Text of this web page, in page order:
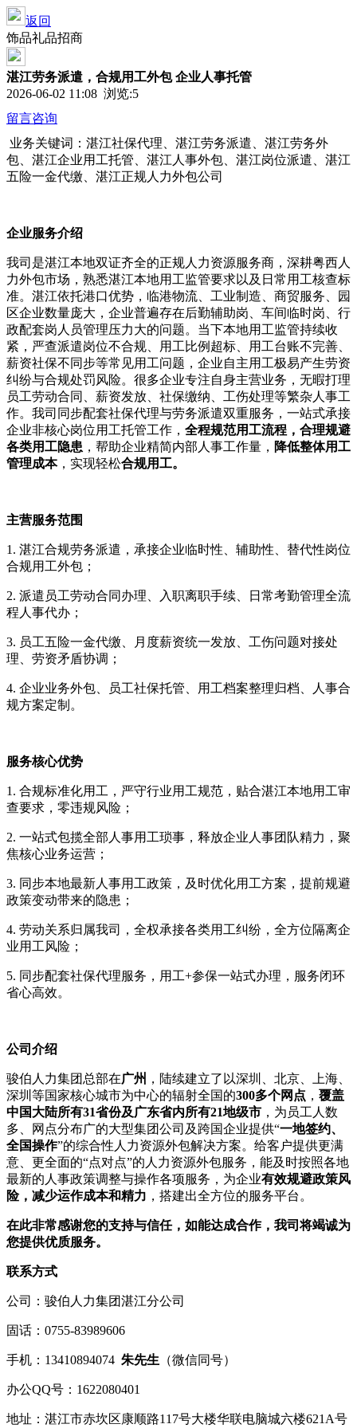
返回
饰品礼品招商
湛江劳务派遣，合规用工外包 企业人事托管
2026-06-02 11:08 浏览:5
留言咨询
业务关键词：湛江社保代理、湛江劳务派遣、湛江劳务外
包、湛江企业用工托管、湛江人事外包、湛江岗位派遣、湛江
五险一金代缴、湛江正规人力外包公司
企业服务介绍
我司是湛江本地双证齐全的正规人力资源服务商，深耕粤西人
力外包市场，熟悉湛江本地用工监管要求以及日常用工核查标
准。湛江依托港口优势，临港物流、工业制造、商贸服务、园
区企业数量庞大，企业普遍存在后勤辅助岗、车间临时岗、行
政配套岗人员管理压力大的问题。当下本地用工监管持续收
紧，严查派遣岗位不合规、用工比例超标、用工台账不完善、
薪资社保不同步等常见用工问题，企业自主用工极易产生劳资
纠纷与合规处罚风险。很多企业专注自身主营业务，无暇打理
员工劳动合同、薪资发放、社保缴纳、工伤处理等繁杂人事工
作。我司同步配套社保代理与劳务派遣双重服务，一站式承接
企业非核心岗位用工托管工作， 全程规范用工流程，合理规避
各类用工隐患 ，帮助企业精简内部人事工作量， 降低整体用工
管理成本，实现轻松合规用工。
主营服务范围
1. 湛江合规劳务派遣，承接企业临时性、辅助性、替代性岗位
合规用工外包；
2. 派遣员工劳动合同办理、入职离职手续、日常考勤管理全流
程人事代办；
3. 员工五险一金代缴、月度薪资统一发放、工伤问题对接处
理、劳资矛盾协调；
4. 企业业务外包、员工社保托管、用工档案整理归档、人事合
规方案定制。
服务核心优势
1. 合规标准化用工，严守行业用工规范，贴合湛江本地用工审
查要求，零违规风险；
2. 一站式包揽全部人事用工琐事，释放企业人事团队精力，聚
焦核心业务运营；
3. 同步本地最新人事用工政策，及时优化用工方案，提前规避
政策变动带来的隐患；
4. 劳动关系归属我司，全权承接各类用工纠纷，全方位隔离企
业用工风险；
5. 同步配套社保代理服务，用工+参保一站式办理，服务闭环
省心高效。
公司介绍
骏伯人力集团总部在广州 ，陆续建立了以深圳、北京、上海、
深圳等国家核心城市为中心的辐射全国的300多个网点 ， 覆盖
中国大陆所有31省份及广东省内所有21地级市 ，为员工人数
多、网点分布广的大型集团公司及跨国企业提供“一地签约、
全国操作”的综合性人力资源外包解决方案。给客户提供更满
意、更全面的“点对点”的人力资源外包服务，能及时按照各地
最新的人事政策调整与操作各项服务，为企业有效规避政策风
险，减少运作成本和精力 ，搭建出全方位的服务平台。
在此非常感谢您的支持与信任，如能达成合作，我司将竭诚为
您提供优质服务。
联系方式
公司：骏伯人力集团湛江分公司
固话：0755-83989606
手机：13410894074 朱先生 （微信同号）
办公QQ号：1622080401
地址：湛江市赤坎区康顺路117号大楼华联电脑城六楼621A号